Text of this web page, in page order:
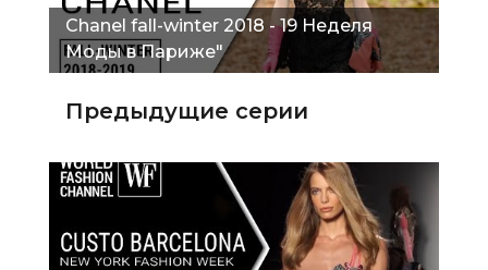
Chanel fall-winter 2018 - 19 Неделя
Моды в Париже"
Предыдущие серии